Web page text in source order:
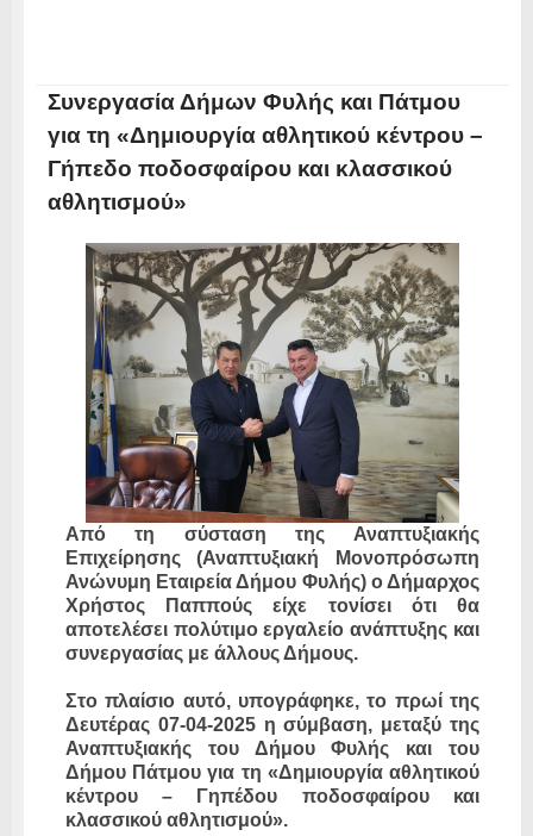
Συνεργασία Δήμων Φυλής και Πάτμου
για τη «Δημιουργία αθλητικού κέντρου –
Γήπεδο ποδοσφαίρου και κλασσικού
αθλητισμού»
Από τη σύσταση της Αναπτυξιακής
Επιχείρησης (Αναπτυξιακή Μονοπρόσωπη
Ανώνυμη Εταιρεία Δήμου Φυλής) ο Δήμαρχος
Χρήστος Παππούς είχε τονίσει ότι θα
αποτελέσει πολύτιμο εργαλείο ανάπτυξης και
συνεργασίας με άλλους Δήμους.
Στο πλαίσιο αυτό, υπογράφηκε, το πρωί της
Δευτέρας 07-04-2025 η σύμβαση, μεταξύ της
Αναπτυξιακής του Δήμου Φυλής και του
Δήμου Πάτμου για τη «Δημιουργία αθλητικού
κέντρου – Γηπέδου ποδοσφαίρου και
κλασσικού αθλητισμού».